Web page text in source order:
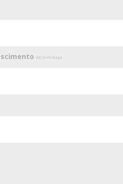
dd/mm/aaaa